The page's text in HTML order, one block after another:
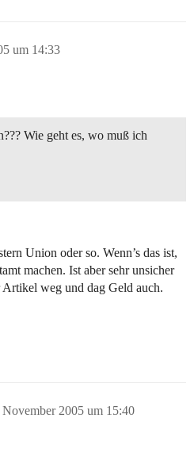
um 14:33
Wie geht es, wo muß ich
Union oder so. Wenn’s das ist,
machen. Ist aber sehr unsicher
weg und dag Geld auch.
November 2005 um 15:40